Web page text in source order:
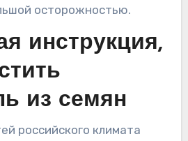
осторожностью.
инструкция,
из семян
российского климата